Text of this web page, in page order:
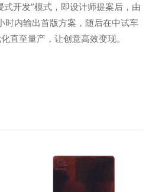
开发”模式，即设计师提案后，由
时内输出首版方案，随后在中试车
直至量产，让创意高效变现。